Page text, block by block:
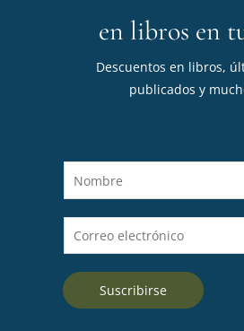
en libros en
Descuentos en libros,
publicados y
o
m
e
*
o
r
Suscribirse